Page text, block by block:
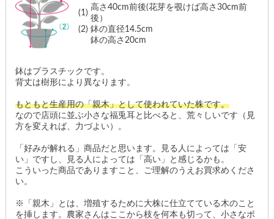
(1)
高さ40cm前後(花芽を覗けば高さ30cm前
後）
(2) 鉢の直径14.5cm
鉢の高さ20cm
鉢はプラスチックです。
背丈は樹形により異なります。
もともと生産用の「親木」として使われていた株です。
なので店頭に並ぶ小さな福兎耳と比べると、荒々しいです（見
方を変えれば、力づよい）。
「好みが解れる」商品だと思います。見る人によっては「安
い」ですし、見る人によっては「高い」と感じるかも。
こういった商品でありますこと、ご理解のうえお買求めくださ
い。
※「親木」とは、増殖するために大株に仕立てている木のこと
を挿します。農家さんはここから枝を何本も切って、小さなポ